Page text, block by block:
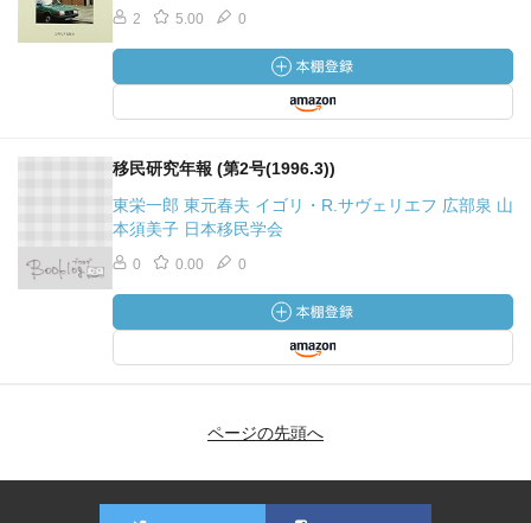
2 5.00 0
移民研究年報 (第2号(1996.3))
東栄一郎 東元春夫 イゴリ・R.サヴェリエフ 広部泉 山
本須美子 日本移民学会
0 0.00 0
ページの先頭へ